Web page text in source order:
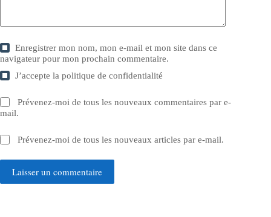
Enregistrer mon nom, mon e-mail et mon site dans ce
navigateur pour mon prochain commentaire.
J’accepte lapolitique de confidentialité
Prévenez-moi de tous les nouveaux commentaires par e-
mail.
Prévenez-moi de tous les nouveaux articles par e-mail.
Laisser un commentaire